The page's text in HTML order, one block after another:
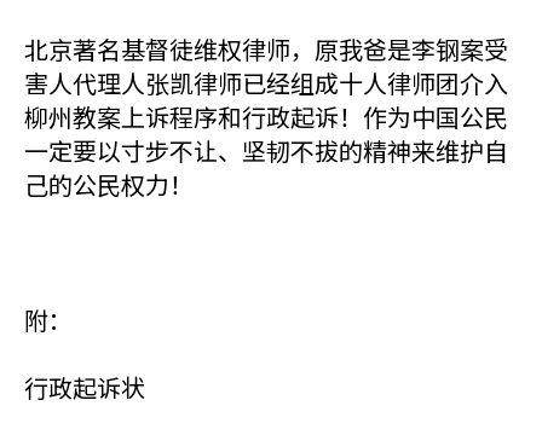
北京著名基督徒维权律师，原我爸是李钢案受
害人代理人张凯律师已经组成十人律师团介入
柳州教案上诉程序和行政起诉！作为中国公民
一定要以寸步不让、坚韧不拔的精神来维护自
己的公民权力！
附：
行政起诉状